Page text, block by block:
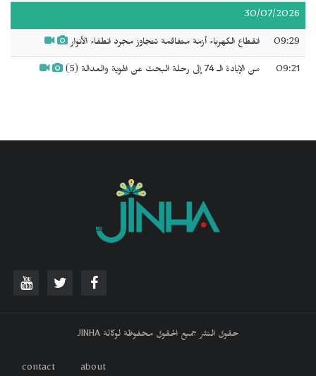
30/07/2026
09:29 انقطاع الكهرباء أزمة متفاقمة تتجاوز مجرد انطفاء الأنوار
09:21 من الإبادة الـ 74 إلى رحلة البحث عن الهوية والعدالة (5)
حقوق النشر جميع الحقوق محفوظة لوكالة JINHA
about
contact